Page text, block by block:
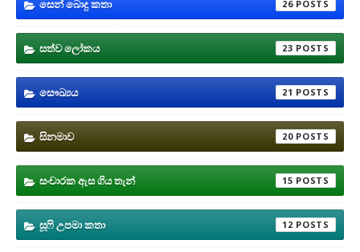
සෙන් බොදු කතා 26
සත්ව ලෝකය 23
සෞඛ්‍යය 21
සිනමාව 20
සංචාරක ඇස ගිය තැන් 15
සූෆි උපමා කතා 12